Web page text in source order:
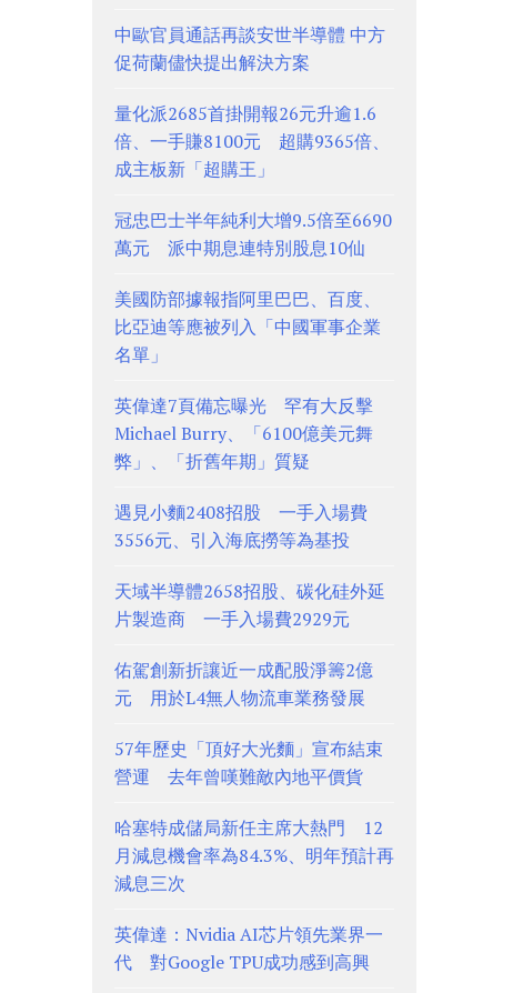
中歐官員通話再談安世半導體 中方
促荷蘭儘快提出解決方案
量化派2685首掛開報26元升逾1.6
倍、一手賺8100元 超購9365倍、
成主板新「超購王」
冠忠巴士半年純利大增9.5倍至6690
萬元 派中期息連特別股息10仙
美國防部據報指阿里巴巴、百度、
比亞迪等應被列入「中國軍事企業
名單」
英偉達7頁備忘曝光 罕有大反擊
Michael Burry、「6100億美元舞
弊」、「折舊年期」質疑
遇見小麵2408招股 一手入場費
3556元、引入海底撈等為基投
天域半導體2658招股、碳化硅外延
片製造商 一手入場費2929元
佑駕創新折讓近一成配股淨籌2億
元 用於L4無人物流車業務發展
57年歷史「頂好大光麵」宣布結束
營運 去年曾嘆難敵內地平價貨
哈塞特成儲局新任主席大熱門 12
月減息機會率為84.3%、明年預計再
減息三次
英偉達：Nvidia AI芯片領先業界一
代 對Google TPU成功感到高興